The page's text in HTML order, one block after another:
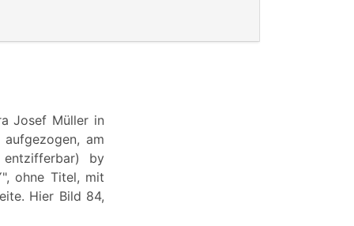
Josef Müller in
am
entzifferbar) by
ohne Titel, mit
Hier Bild 84,